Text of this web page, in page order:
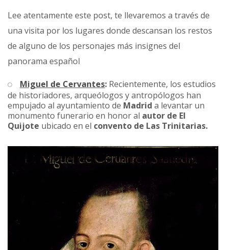
Lee atentamente este post, te llevaremos a través de
una visita por los lugares donde descansan los restos
de alguno de los personajes más insignes del
panorama español
Miguel de Cervantes: Recientemente, los estudios
de historiadores, arqueólogos y antropólogos han
empujado al ayuntamiento de Madrid a levantar un
monumento funerario en honor al autor de El
Quijote ubicado en el convento de Las Trinitarias.